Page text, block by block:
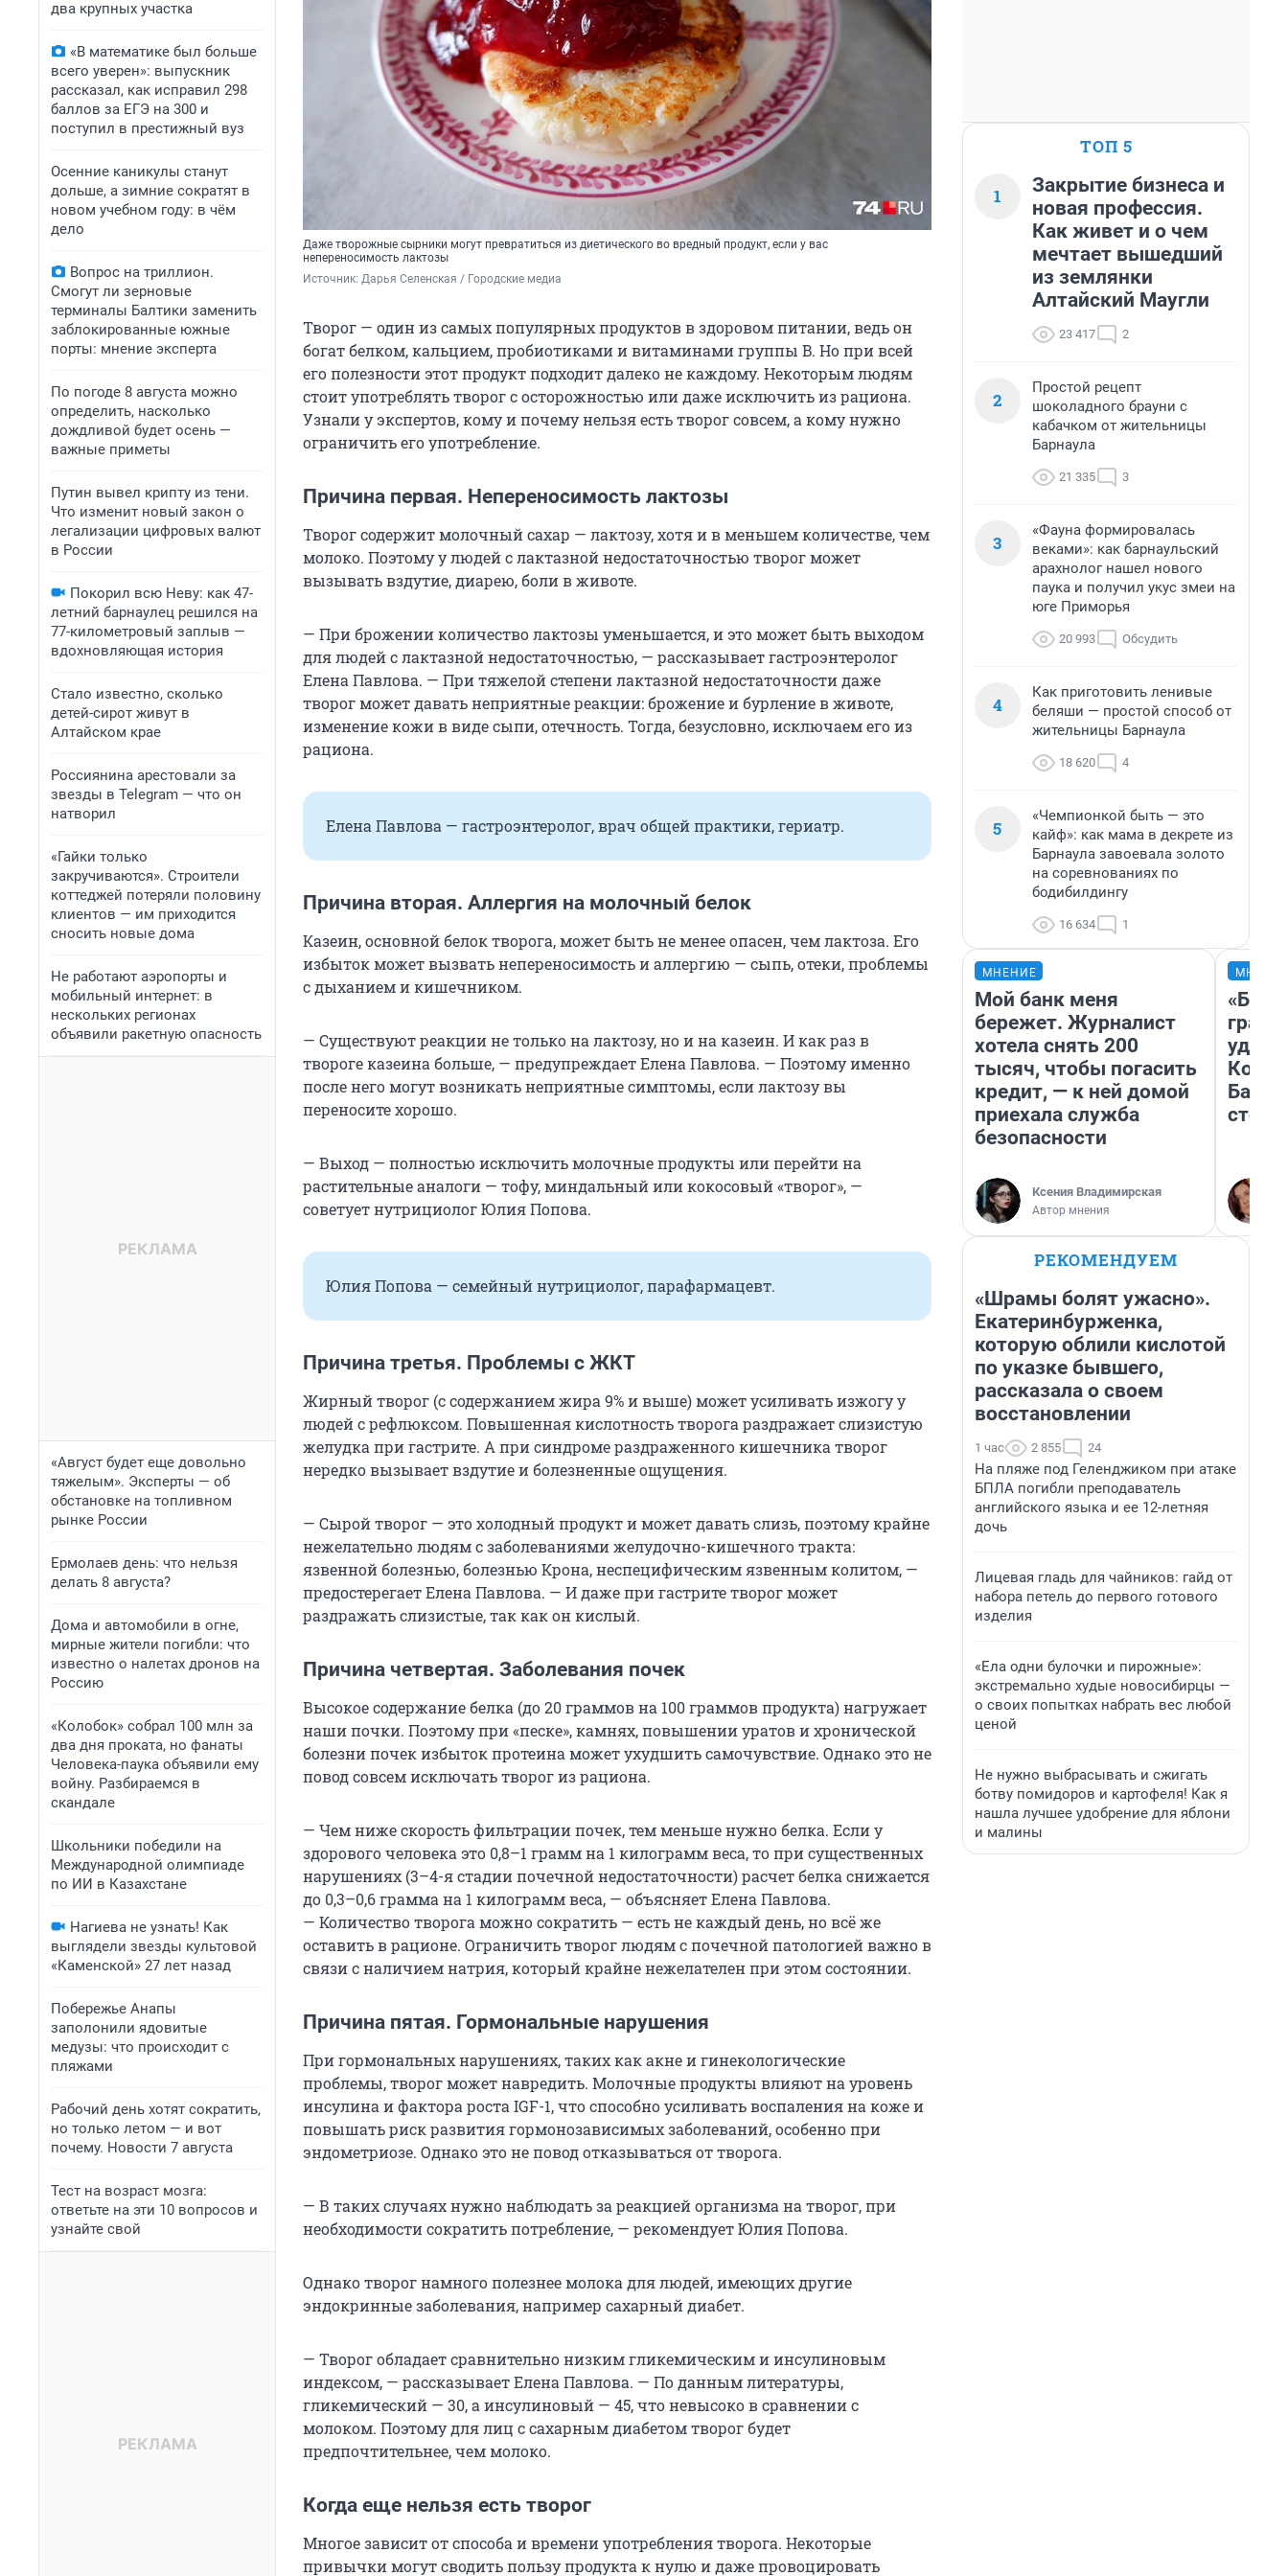
два крупных участка
«В математике был больше
всего уверен»: выпускник
рассказал, как исправил 298
баллов за ЕГЭ на 300 и
поступил в престижный вуз
Осенние каникулы станут
дольше, а зимние сократят в
новом учебном году: в чём
дело
Вопрос на триллион.
Смогут ли зерновые
терминалы Балтики заменить
заблокированные южные
порты: мнение эксперта
По погоде 8 августа можно
определить, насколько
дождливой будет осень —
важные приметы
Путин вывел крипту из тени.
Что изменит новый закон о
легализации цифровых валют
в России
Покорил всю Неву: как 47-
летний барнаулец решился на
77-километровый заплыв —
вдохновляющая история
Стало известно, сколько
детей-сирот живут в
Алтайском крае
Россиянина арестовали за
звезды в Telegram — что он
натворил
«Гайки только
закручиваются». Строители
коттеджей потеряли половину
клиентов — им приходится
сносить новые дома
Не работают аэропорты и
мобильный интернет: в
нескольких регионах
объявили ракетную опасность
«Август будет еще довольно
тяжелым». Эксперты — об
обстановке на топливном
рынке России
Ермолаев день: что нельзя
делать 8 августа?
Дома и автомобили в огне,
мирные жители погибли: что
известно о налетах дронов на
Россию
«Колобок» собрал 100 млн за
два дня проката, но фанаты
Человека-паука объявили ему
войну. Разбираемся в
скандале
Школьники победили на
Международной олимпиаде
по ИИ в Казахстане
Нагиева не узнать! Как
выглядели звезды культовой
«Каменской» 27 лет назад
Побережье Анапы
заполонили ядовитые
медузы: что происходит с
пляжами
Рабочий день хотят сократить,
но только летом — и вот
почему. Новости 7 августа
Тест на возраст мозга:
ответьте на эти 10 вопросов и
узнайте свой
Даже творожные сырники могут превратиться из диетического во вредный продукт, если у вас
непереносимость лактозы
Источник: Дарья Селенская / Городские медиа
Творог — один из самых популярных продуктов в здоровом питании, ведь он
богат белком, кальцием, пробиотиками и витаминами группы B. Но при всей
его полезности этот продукт подходит далеко не каждому. Некоторым людям
стоит употреблять творог с осторожностью или даже исключить из рациона.
Узнали у экспертов, кому и почему нельзя есть творог совсем, а кому нужно
ограничить его употребление.
Причина первая. Непереносимость лактозы
Творог содержит молочный сахар — лактозу, хотя и в меньшем количестве, чем
молоко. Поэтому у людей с лактазной недостаточностью творог может
вызывать вздутие, диарею, боли в животе.
— При брожении количество лактозы уменьшается, и это может быть выходом
для людей с лактазной недостаточностью, — рассказывает гастроэнтеролог
Елена Павлова. — При тяжелой степени лактазной недостаточности даже
творог может давать неприятные реакции: брожение и бурление в животе,
изменение кожи в виде сыпи, отечность. Тогда, безусловно, исключаем его из
рациона.
Елена Павлова — гастроэнтеролог, врач общей практики, гериатр.
Причина вторая. Аллергия на молочный белок
Казеин, основной белок творога, может быть не менее опасен, чем лактоза. Его
избыток может вызвать непереносимость и аллергию — сыпь, отеки, проблемы
с дыханием и кишечником.
— Существуют реакции не только на лактозу, но и на казеин. И как раз в
твороге казеина больше, — предупреждает Елена Павлова. — Поэтому именно
после него могут возникать неприятные симптомы, если лактозу вы
переносите хорошо.
— Выход — полностью исключить молочные продукты или перейти на
растительные аналоги — тофу, миндальный или кокосовый «творог», —
советует нутрициолог Юлия Попова.
Юлия Попова — семейный нутрициолог, парафармацевт.
Причина третья. Проблемы с ЖКТ
Жирный творог (с содержанием жира 9% и выше) может усиливать изжогу у
людей с рефлюксом. Повышенная кислотность творога раздражает слизистую
желудка при гастрите. А при синдроме раздраженного кишечника творог
нередко вызывает вздутие и болезненные ощущения.
— Сырой творог — это холодный продукт и может давать слизь, поэтому крайне
нежелательно людям с заболеваниями желудочно-кишечного тракта:
язвенной болезнью, болезнью Крона, неспецифическим язвенным колитом, —
предостерегает Елена Павлова. — И даже при гастрите творог может
раздражать слизистые, так как он кислый.
Причина четвертая. Заболевания почек
Высокое содержание белка (до 20 граммов на 100 граммов продукта) нагружает
наши почки. Поэтому при «песке», камнях, повышении уратов и хронической
болезни почек избыток протеина может ухудшить самочувствие. Однако это не
повод совсем исключать творог из рациона.
— Чем ниже скорость фильтрации почек, тем меньше нужно белка. Если у
здорового человека это 0,8–1 грамм на 1 килограмм веса, то при существенных
нарушениях (3–4-я стадии почечной недостаточности) расчет белка снижается
до 0,3–0,6 грамма на 1 килограмм веса, — объясняет Елена Павлова.
— Количество творога можно сократить — есть не каждый день, но всё же
оставить в рационе. Ограничить творог людям с почечной патологией важно в
связи с наличием натрия, который крайне нежелателен при этом состоянии.
Причина пятая. Гормональные нарушения
При гормональных нарушениях, таких как акне и гинекологические
проблемы, творог может навредить. Молочные продукты влияют на уровень
инсулина и фактора роста IGF-1, что способно усиливать воспаления на коже и
повышать риск развития гормонозависимых заболеваний, особенно при
эндометриозе. Однако это не повод отказываться от творога.
— В таких случаях нужно наблюдать за реакцией организма на творог, при
необходимости сократить потребление, — рекомендует Юлия Попова.
Однако творог намного полезнее молока для людей, имеющих другие
эндокринные заболевания, например сахарный диабет.
— Творог обладает сравнительно низким гликемическим и инсулиновым
индексом, — рассказывает Елена Павлова. — По данным литературы,
гликемический — 30, а инсулиновый — 45, что невысоко в сравнении с
молоком. Поэтому для лиц с сахарным диабетом творог будет
предпочтительнее, чем молоко.
Когда еще нельзя есть творог
Многое зависит от способа и времени употребления творога. Некоторые
привычки могут сводить пользу продукта к нулю и даже провоцировать
ТОП 5
1
Закрытие бизнеса и
новая профессия.
Как живет и о чем
мечтает вышедший
из землянки
Алтайский Маугли
23 417 2
2
Простой рецепт
шоколадного брауни с
кабачком от жительницы
Барнаула
21 335 3
3
«Фауна формировалась
веками»: как барнаульский
арахнолог нашел нового
паука и получил укус змеи на
юге Приморья
20 993 Обсудить
4
Как приготовить ленивые
беляши — простой способ от
жительницы Барнаула
18 620 4
5
«Чемпионкой быть — это
кайф»: как мама в декрете из
Барнаула завоевала золото
на соревнованиях по
бодибилдингу
16 634 1
МНЕНИЕ
Мой банк меня
бережет. Журналист
хотела снять 200
тысяч, чтобы погасить
кредит, — к ней домой
приехала служба
безопасности
Ксения Владимирская
Автор мнения
РЕКОМЕНДУЕМ
«Шрамы болят ужасно».
Екатеринбурженка,
которую облили кислотой
по указке бывшего,
рассказала о своем
восстановлении
1 час 2 855 24
На пляже под Геленджиком при атаке
БПЛА погибли преподаватель
английского языка и ее 12-летняя
дочь
Лицевая гладь для чайников: гайд от
набора петель до первого готового
изделия
«Ела одни булочки и пирожные»:
экстремально худые новосибирцы —
о своих попытках набрать вес любой
ценой
Не нужно выбрасывать и сжигать
ботву помидоров и картофеля! Как я
нашла лучшее удобрение для яблони
и малины